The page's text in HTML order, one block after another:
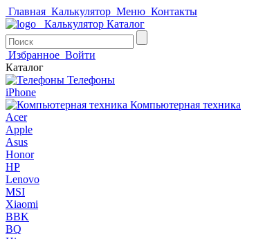
Главная Калькулятор Меню Контакты
Калькулятор Каталог
Избранное Войти
Каталог
Телефоны
iPhone
Компьютерная техника
Acer
Apple
Asus
Honor
HP
Lenovo
MSI
Xiaomi
BBK
BQ